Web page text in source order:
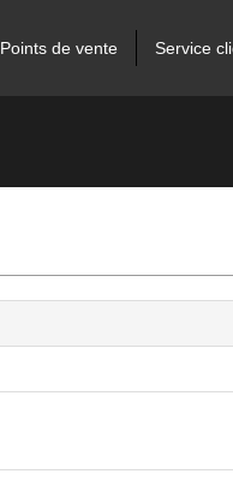
Points de vente Service